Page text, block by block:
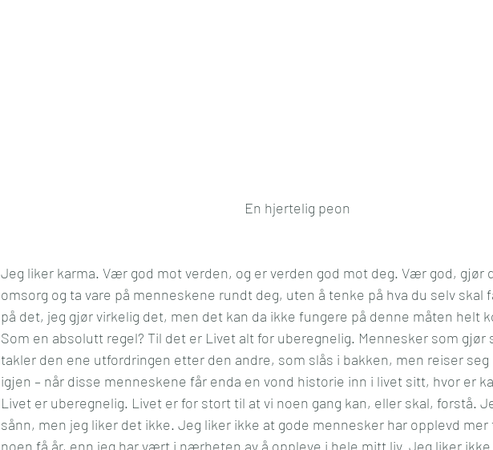
En hjertelig peon
Jeg liker karma. Vær god mot verden, og er verden god mot deg. Vær god,
omsorg og ta vare på menneskene rundt deg, uten å tenke på hva du selv skal
på det, jeg gjør virkelig det, men det kan da ikke fungere på denne måten helt
Som en absolutt regel? Til det er Livet alt for uberegnelig. Mennesker som
takler den ene utfordringen etter den andre, som slås i bakken, men reiser
igjen – når disse menneskene får enda en vond historie inn i livet sitt, hvor er
Livet er uberegnelig. Livet er for stort til at vi noen gang kan, eller skal, forstå.
sånn, men jeg liker det ikke. Jeg liker ikke at gode mennesker har opplevd
noen få år, enn jeg har vært i nærheten av å oppleve i hele mitt liv. Jeg liker